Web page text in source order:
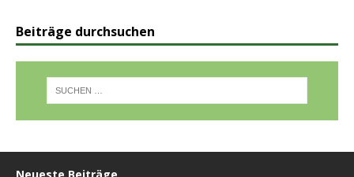
Beiträge durchsuchen